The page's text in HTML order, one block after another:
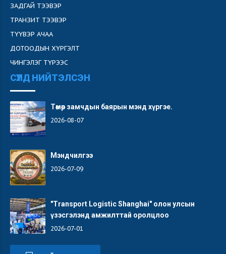
ЗАДГАЙ ТЭЭВЭР
ТРАНЗИТ ТЭЭВЭР
ТҮҮВЭР АЧАА
ДОТООДЫН ХҮРГЭЛТ
ЧИНГЭЛЭГ ТҮРЭЭС
СҮҮЛД НИЙТЭЛСЭН
Төмөр замчдын баярын мэнд хүргэе.
2026-08-07
Мэндчилгээ
2026-07-09
"Transport Logistic Shanghai" олон улсын
үзэсгэлэнд амжилттай оролцлоо
2026-07-01